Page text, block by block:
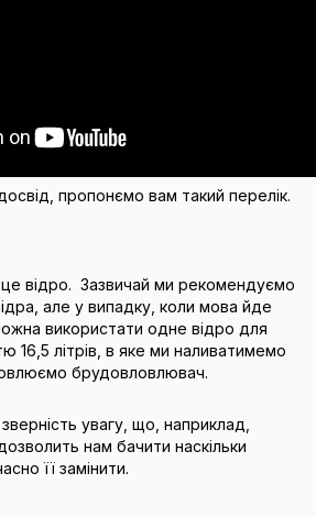
пропонємо вам такий перелік.
відро. Зазвичай ми рекомендуємо
але у випадку, коли мова йде
використати одне відро для
16,5 літрів, в яке ми наливатимемо
брудовловлювач.
увагу, що, наприклад,
нам бачити наскільки
її замінити.